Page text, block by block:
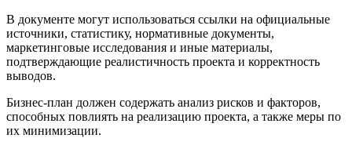
В документе могут использоваться ссылки на официальные
источники, статистику, нормативные документы,
маркетинговые исследования и иные материалы,
подтверждающие реалистичность проекта и корректность
выводов.
Бизнес-план должен содержать анализ рисков и факторов,
способных повлиять на реализацию проекта, а также меры по
их минимизации.